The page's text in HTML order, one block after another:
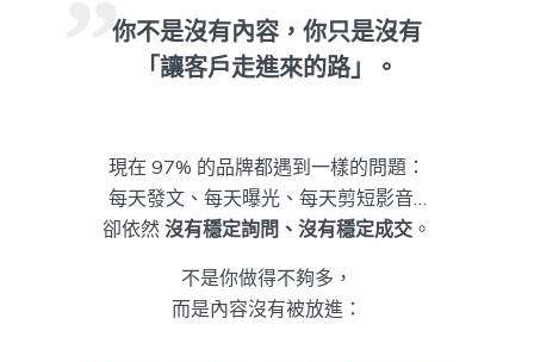
你不是沒有內容，你只是沒有
「讓客戶走進來的路」。
現在 97% 的品牌都遇到一樣的問題：
每天發文、每天曝光、每天剪短影音…
卻依然 沒有穩定詢問、沒有穩定成交 。
不是你做得不夠多，
而是內容沒有被放進：